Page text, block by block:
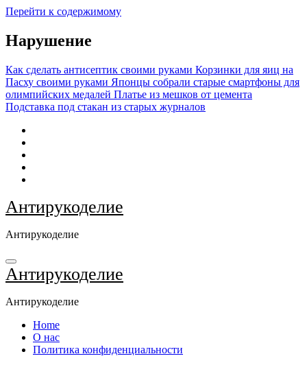
Перейти к содержимому
Нарушение
Как сделать антисептик своими руками Корзинки для яиц на
Пасху своими руками Японцы собрали старые смартфоны для
олимпийских медалей Платье из мешков от цемента
Подставка под стакан из старых журналов
Антирукоделие
Антирукоделие
Антирукоделие
Антирукоделие
Home
О нас
Политика конфиденциальности